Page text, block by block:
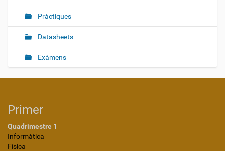
Pràctiques
Datasheets
Exàmens
Primer
Quadrimestre 1
Informàtica
Física